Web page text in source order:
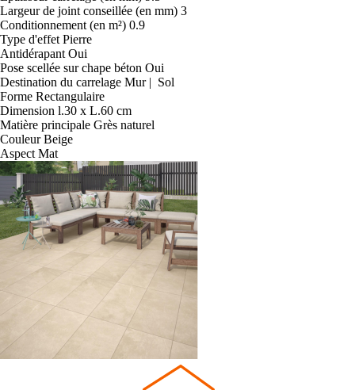
Largeur de joint conseillée (en mm) 3
Conditionnement (en m²) 0.9
Type d'effet Pierre
Antidérapant Oui
Pose scellée sur chape béton Oui
Destination du carrelage Mur | Sol
Forme Rectangulaire
Dimension l.30 x L.60 cm
Matière principale Grès naturel
Couleur Beige
Aspect Mat